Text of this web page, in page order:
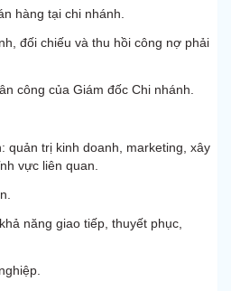
hàng tại chi nhánh.
đối chiếu và thu hồi công nợ phải
công của Giám đốc Chi nhánh.
quản trị kinh doanh, marketing, xây
vực liên quan.
năng giao tiếp, thuyết phục,